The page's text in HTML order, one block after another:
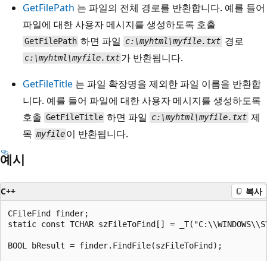
GetFilePath 는 파일의 전체 경로를 반환합니다. 예를 들어
파일에 대한 사용자 메시지를 생성하도록 호출
GetFilePath 하면 파일 c:\myhtml\myfile.txt 경로
c:\myhtml\myfile.txt 가 반환됩니다.
GetFileTitle 는 파일 확장명을 제외한 파일 이름을 반환합
니다. 예를 들어 파일에 대한 사용자 메시지를 생성하도록
호출 GetFileTitle 하면 파일 c:\myhtml\myfile.txt 제
목 myfile 이 반환됩니다.
예시
C++ 복사
CFileFind finder;
static const TCHAR szFileToFind[] =
BOOL bResult = finder.FindFile(szFileToFind);